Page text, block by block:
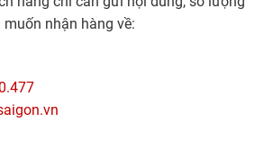
nhận hàng về: